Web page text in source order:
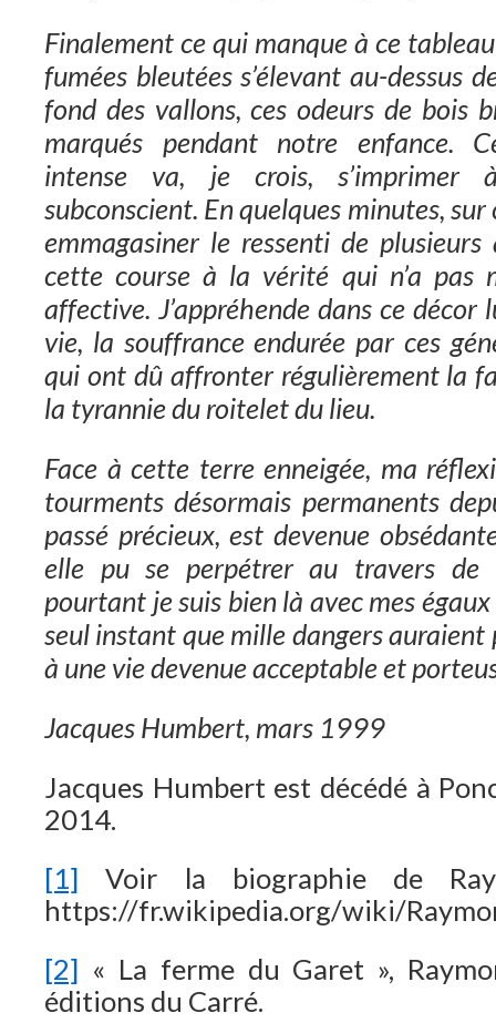
Finalement ce qui manque à ce
fumées bleutées s’élevant au-dessus
fond des vallons, ces odeurs de bois
marqués pendant notre enfance.
intense va, je crois, s’imprimer
subconscient. En quelques minutes,
emmagasiner le ressenti de plusieurs
cette course à la vérité qui n’a pas
affective. J’appréhende dans ce
vie, la souffrance endurée par ces
qui ont dû affronter régulièrement la
la tyrannie du roitelet du lieu.
Face à cette terre enneigée, ma
tourments désormais permanents
passé précieux, est devenue
elle pu se perpétrer au travers de
pourtant je suis bien là avec mes
seul instant que mille dangers auraient
à une vie devenue acceptable et
Jacques Humbert, mars 1999
Jacques Humbert est décédé à
2014.
[1] Voir la biographie de
https://fr.wikipedia.org/wiki/
[2] « La ferme du Garet »,
éditions du Carré.